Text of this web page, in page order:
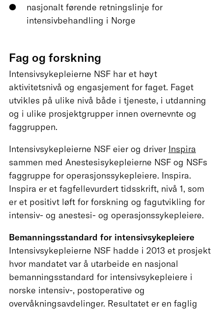
nasjonalt førende retningslinje for
intensivbehandling i Norge
Fag og forskning
Intensivsykepleierne NSF har et høyt
aktivitetsnivå og engasjement for faget. Faget
utvikles på ulike nivå både i tjeneste, i utdanning
og i ulike prosjektgrupper innen overnevnte og
faggruppen.
Intensivsykepleierne NSF eier og driver Inspira
sammen med Anestesisykepleierne NSF og NSFs
faggruppe for operasjonssykepleiere. Inspira.
Inspira er et fagfellevurdert tidsskrift, nivå 1, som
er et positivt løft for forskning og fagutvikling for
intensiv- og anestesi- og operasjonssykepleiere.
Bemanningsstandard for intensivsykepleiere
Intensivsykepleierne NSF hadde i 2013 et prosjekt
hvor mandatet var å utarbeide en nasjonal
bemanningsstandard for intensivsykepleiere i
norske intensiv-, postoperative og
overvåkningsavdelinger. Resultatet er en faglig